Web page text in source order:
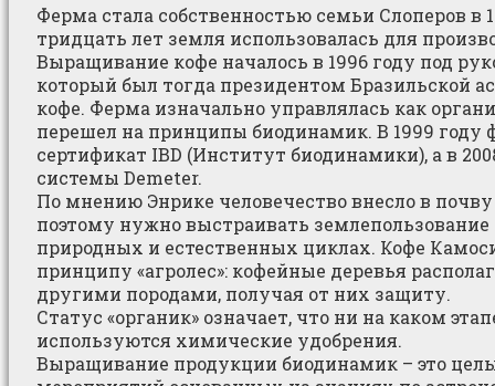
Ферма стала собственностью семьи Слоперов в
тридцать лет земля использовалась для
Выращивание кофе началось в 1996 году под
который был тогда президентом Бразильской
кофе. Ферма изначально управлялась как
перешел на принципы биодинамик. В 1999 году
сертификат IBD (Институт биодинамики), а в
системы Demeter.
По мнению Энрике человечество внесло в
поэтому нужно выстраивать землепользование
природных и естественных циклах. Кофе
принципу «агролес»: кофейные деревья
другими породами, получая от них защиту.
Статус «органик» означает, что ни на каком
используются химические удобрения.
Выращивание продукции биодинамик – это